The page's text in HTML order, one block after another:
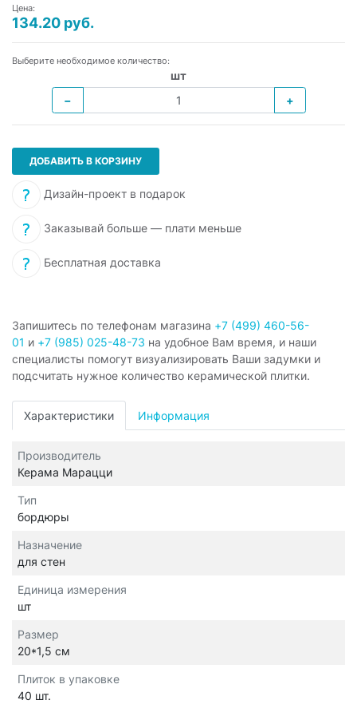
Цена:
134.20 руб.
Выберите необходимое количество:
шт
−
+
ДОБАВИТЬ В КОРЗИНУ
Дизайн-проект в подарок
Заказывай больше — плати меньше
Бесплатная доставка
Запишитесь по телефонам магазина +7 (499) 460-56-
01 и +7 (985) 025-48-73 на удобное Вам время, и наши
специалисты помогут визуализировать Ваши задумки и
подсчитать нужное количество керамической плитки.
Характеристики Информация
Производитель
Керама Марацци
Тип
бордюры
Назначение
для стен
Единица измерения
шт
Размер
20*1,5 см
Плиток в упаковке
40 шт.